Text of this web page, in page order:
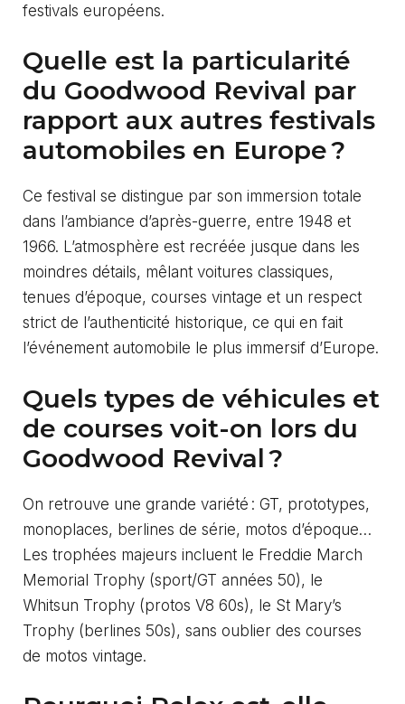
festivals européens.
Quelle est la particularité
du Goodwood Revival par
rapport aux autres festivals
automobiles en Europe ?
Ce festival se distingue par son immersion totale
dans l’ambiance d’après-guerre, entre 1948 et
1966. L’atmosphère est recréée jusque dans les
moindres détails, mêlant voitures classiques,
tenues d’époque, courses vintage et un respect
strict de l’authenticité historique, ce qui en fait
l’événement automobile le plus immersif d’Europe.
Quels types de véhicules et
de courses voit-on lors du
Goodwood Revival ?
On retrouve une grande variété : GT, prototypes,
monoplaces, berlines de série, motos d’époque…
Les trophées majeurs incluent le Freddie March
Memorial Trophy (sport/GT années 50), le
Whitsun Trophy (protos V8 60s), le St Mary’s
Trophy (berlines 50s), sans oublier des courses
de motos vintage.